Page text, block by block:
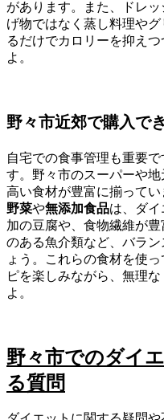
があります。また、ドレ
げ物ではなく蒸し料理や
るだけでカロリーを抑え
よ。
野々市近郊で購入で
自宅での食事管理も重要
す。野々市のスーパーや
高い食材が豊富に揃って
野菜や無添加食品は、ダ
加の豆腐や、食物繊維が
のある魚介類など、バラ
ょう。これらの食材を使
ピを楽しみながら、無理
よ。
野々市でのダイ
る質問